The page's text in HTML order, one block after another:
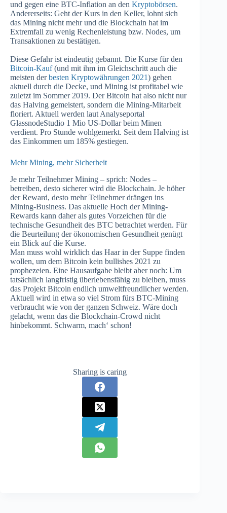
und gegen eine BTC-Inflation an den Kryptobörsen.
Andererseits: Geht der Kurs in den Keller, lohnt sich
das Mining nicht mehr und die Blockchain hat im
Extremfall zu wenig Rechenleistung bzw. Nodes, um
Transaktionen zu bestätigen.
Diese Gefahr ist eindeutig gebannt. Die Kurse für den
Bitcoin-Kauf(und mit ihm im Gleichschritt auch die
meisten derbesten Kryptowährungen 2021) gehen
aktuell durch die Decke, und Mining ist profitabel wie
zuletzt im Sommer 2019. Der Bitcoin hat also nicht nur
das Halving gemeistert, sondern die Mining-Mitarbeit
floriert. Aktuell werden laut Analyseportal
GlassnodeStudio 1 Mio US-Dollar beim Minen
verdient. Pro Stunde wohlgemerkt. Seit dem Halving ist
das Einkommen um 185% gestiegen.
Mehr Mining, mehr Sicherheit
Je mehr Teilnehmer Mining – sprich: Nodes –
betreiben, desto sicherer wird die Blockchain. Je höher
der Reward, desto mehr Teilnehmer drängen ins
Mining-Business. Das aktuelle Hoch der Mining-
Rewards kann daher als gutes Vorzeichen für die
technische Gesundheit des BTC betrachtet werden. Für
die Beurteilung der ökonomischen Gesundheit genügt
ein Blick auf die Kurse.
Man muss wohl wirklich das Haar in der Suppe finden
wollen, um dem Bitcoin kein bullishes 2021 zu
prophezeien. Eine Hausaufgabe bleibt aber noch: Um
tatsächlich langfristig überlebensfähig zu bleiben, muss
das Projekt Bitcoin endlich umweltfreundlicher werden.
Aktuell wird in etwa so viel Strom fürs BTC-Mining
verbraucht wie von der ganzen Schweiz. Wäre doch
gelacht, wenn das die Blockchain-Crowd nicht
hinbekommt. Schwarm, mach‘ schon!
Sharing is caring